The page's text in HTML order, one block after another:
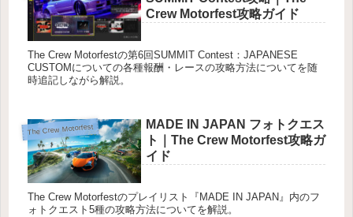
Crew Motorfest攻略ガイド
The Crew Motorfestの第6回SUMMIT Contest：JAPANESE
CUSTOMについての各種報酬・レースの攻略方法についてを随
時追記しながら解説。
The Crew Motorfest
MADE IN JAPAN フォトクエス
ト｜The Crew Motorfest攻略ガ
イド
The Crew Motorfestのプレイリスト『MADE IN JAPAN』内のフ
ォトクエスト5種の攻略方法についてを解説。